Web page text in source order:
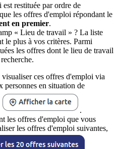
restituée par ordre de
les offres d'emploi répondant le
en premier.
« Lieu de travail » ? La liste
le plus à vos critères. Parmi
les offres dont le lieu de travail
ces offres d'emploi via
personnes en situation de
.
les offres d'emploi que vous
les offres d'emploi suivantes,